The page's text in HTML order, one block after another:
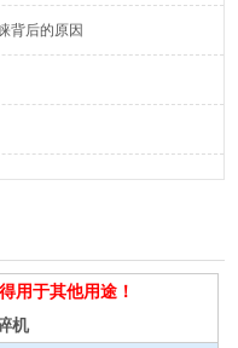
背后的原因
用于其他用途！
机